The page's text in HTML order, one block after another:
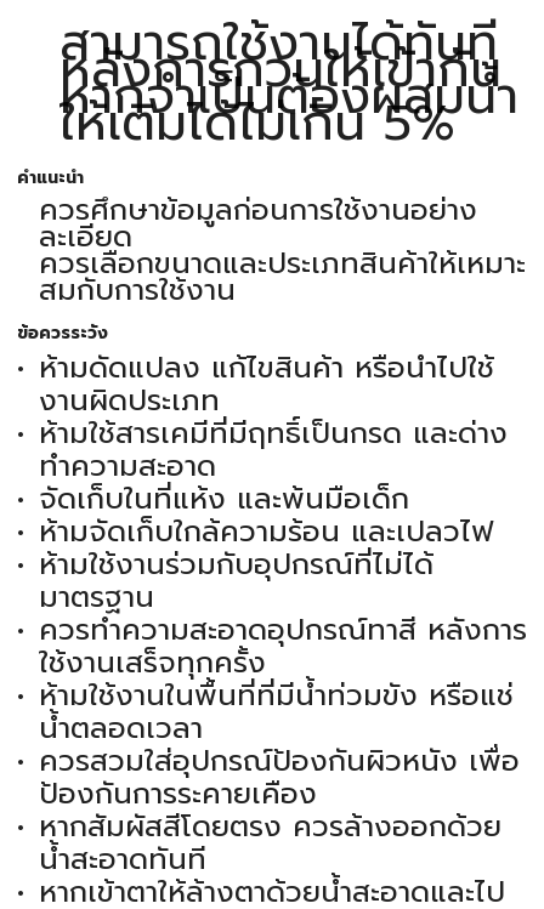
สามารถใช้งานได้ทันที
หลังการกวนให้เข้ากัน
หากจำเป็นต้องผสมน้ำ
ให้เติมได้ไม่เกิน 5%
คำแนะนำ
ควรศึกษาข้อมูลก่อนการใช้งานอย่าง
ละเอียด
ควรเลือกขนาดและประเภทสินค้าให้เหมาะ
สมกับการใช้งาน
ข้อควรระวัง
ห้ามดัดแปลง แก้ไขสินค้า หรือนำไปใช้
งานผิดประเภท
ห้ามใช้สารเคมีที่มีฤทธิ์เป็นกรด และด่าง
ทำความสะอาด
จัดเก็บในที่แห้ง และพ้นมือเด็ก
ห้ามจัดเก็บใกล้ความร้อน และเปลวไฟ
ห้ามใช้งานร่วมกับอุปกรณ์ที่ไม่ได้
มาตรฐาน
ควรทำความสะอาดอุปกรณ์ทาสี หลังการ
ใช้งานเสร็จทุกครั้ง
ห้ามใช้งานในพื้นที่ที่มีน้ำท่วมขัง หรือแช่
น้ำตลอดเวลา
ควรสวมใส่อุปกรณ์ป้องกันผิวหนัง เพื่อ
ป้องกันการระคายเคือง
หากสัมผัสสีโดยตรง ควรล้างออกด้วย
น้ำสะอาดทันที
หากเข้าตาให้ล้างตาด้วยน้ำสะอาดและไป